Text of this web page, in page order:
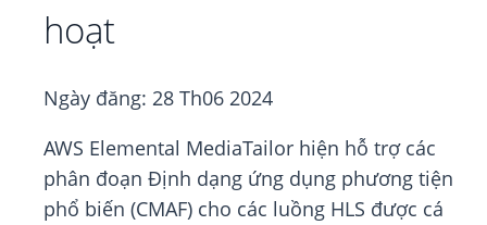
hoạt
Ngày đăng: 28 Th06 2024
AWS Elemental MediaTailor hiện hỗ trợ các
phân đoạn Định dạng ứng dụng phương tiện
phổ biến (CMAF) cho các luồng HLS được cá